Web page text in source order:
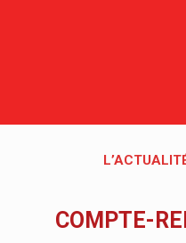
COMPTE-